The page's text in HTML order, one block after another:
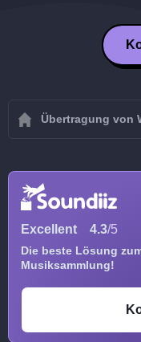
Übertragung von
Excellent 4.3/5
Die beste Lösung
Musiksammlung!